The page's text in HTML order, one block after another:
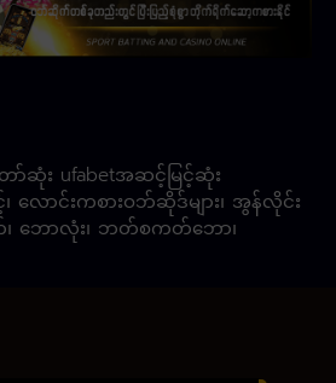
ော်ဆုံး ufabetအဆင့်မြင့်ဆုံး
လောင်းကစားဝဘ်ဆိုဒ်များ၊ အွန်လိုင်း
၊ ဘောလုံး၊ ဘတ်စကတ်ဘော၊